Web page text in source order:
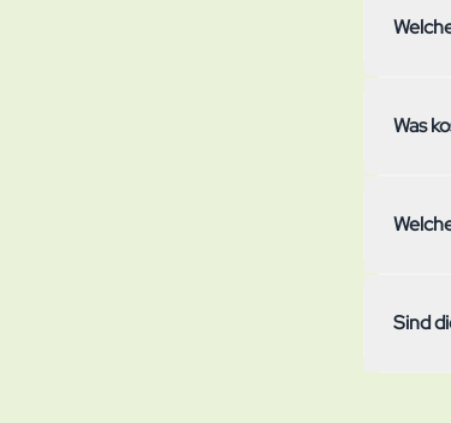
Was
Die
Abo
Sind